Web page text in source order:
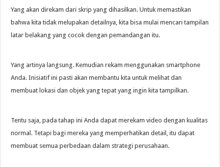
Yang akan direkam dari skrip yang dihasilkan. Untuk memastikan
bahwa kita tidak melupakan detailnya, kita bisa mulai mencari tampilan
latar belakang yang cocok dengan pemandangan itu.
Yang artinya langsung. Kemudian rekam menggunakan smartphone
Anda. Inisiatif ini pasti akan membantu kita untuk melihat dan
membuat lokasi dan objek yang tepat yang ingin kita tampilkan.
Tentu saja, pada tahap ini Anda dapat merekam video dengan kualitas
normal. Tetapi bagi mereka yang memperhatikan detail, itu dapat
membuat semua perbedaan dalam strategi perusahaan.